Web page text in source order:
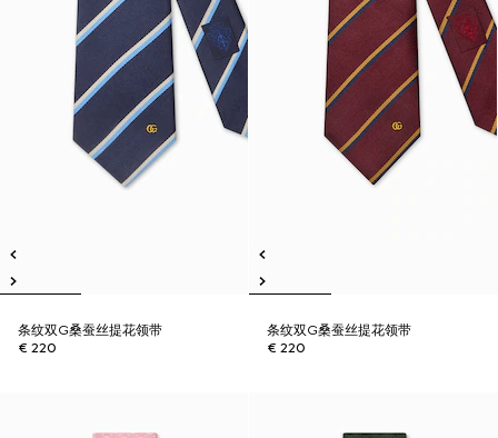
条纹双G桑蚕丝提花领带
€ 220
条纹双G桑蚕丝提花领带
€ 220